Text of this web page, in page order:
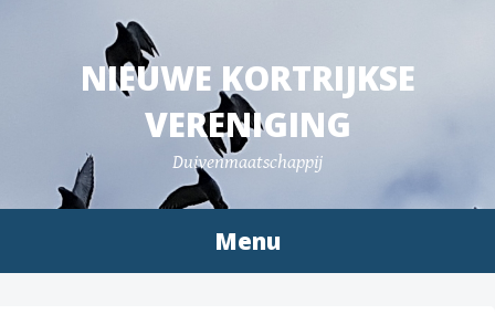
NIEUWE KORTRIJKSE
VERENIGING
Duivenmaatschappij
Menu